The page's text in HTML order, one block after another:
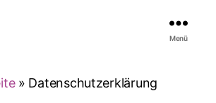
Menü
» Datenschutzerklärung